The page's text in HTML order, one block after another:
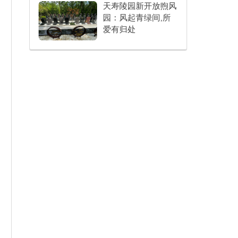
天寿陵园新开放煦风
园：风起青绿间,所
爱有归处